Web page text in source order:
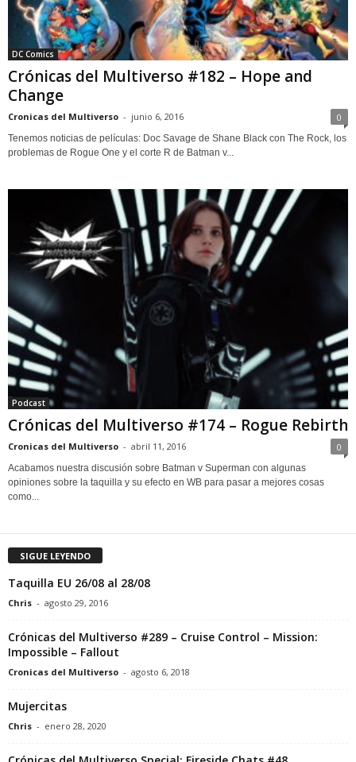
DC Comics
Crónicas del Multiverso #182 – Hope and
Change
Cronicas del Multiverso - junio 6, 2016 0
Tenemos noticias de películas: Doc Savage de Shane Black con The Rock, los
problemas de Rogue One y el corte R de Batman v...
Podcast
Crónicas del Multiverso #174 – Rogue Rebirth
Cronicas del Multiverso - abril 11, 2016 0
Acabamos nuestra discusión sobre Batman v Superman con algunas
opiniones sobre la taquilla y su efecto en WB para pasar a mejores cosas
como...
SIGUE LEYENDO
Taquilla EU 26/08 al 28/08
Chris - agosto 29, 2016
Crónicas del Multiverso #289 – Cruise Control – Mission:
Impossible – Fallout
Cronicas del Multiverso - agosto 6, 2018
Mujercitas
Chris - enero 28, 2020